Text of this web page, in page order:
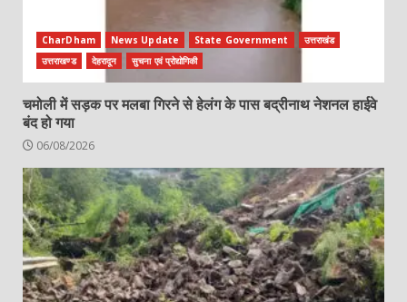
CharDham News Update State Government
उत्तराखंड
उत्तराखण्ड
देहरादून सुचना एवं प्रोद्योगिकी
चमोली में सड़क पर मलबा गिरने से हेलंग के पास बद्रीनाथ नेशनल हाईवे
बंद हो गया
06/08/2026